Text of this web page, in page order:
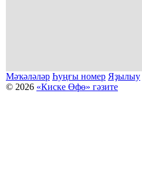
Мәҡәләләр Һуңғы номер Яҙылыу
© 2026 «Киске Өфө» гәзите